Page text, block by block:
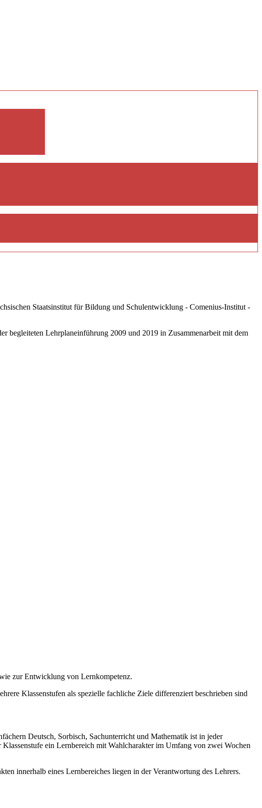
Staatsinstitut für Bildung und Schulentwicklung - Comenius-Institut -
begleiteten Lehrplaneinführung 2009 und 2019 in Zusammenarbeit mit dem
zur Entwicklung von Lernkompetenz.
Klassenstufen als spezielle fachliche Ziele differenziert beschrieben sind
Deutsch, Sorbisch, Sachunterricht und Mathematik ist in jeder
ein Lernbereich mit Wahlcharakter im Umfang von zwei Wochen
innerhalb eines Lernbereiches liegen in der Verantwortung des Lehrers.